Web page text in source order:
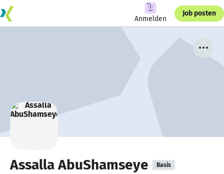
Anmelden
Job posten
Assalla AbuShamseye Basis